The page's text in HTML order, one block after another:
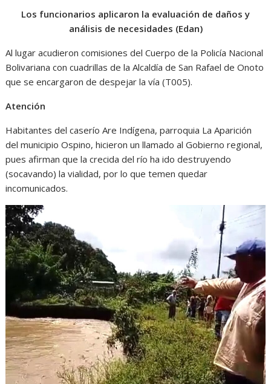
Los funcionarios aplicaron la evaluación de daños y
análisis de necesidades (Edan)
Al lugar acudieron comisiones del Cuerpo de la Policía Nacional
Bolivariana con cuadrillas de la Alcaldía de San Rafael de Onoto
que se encargaron de despejar la vía (T005).
Atención
Habitantes del caserío Are Indígena, parroquia La Aparición
del municipio Ospino, hicieron un llamado al Gobierno regional,
pues afirman que la crecida del río ha ido destruyendo
(socavando) la vialidad, por lo que temen quedar
incomunicados.